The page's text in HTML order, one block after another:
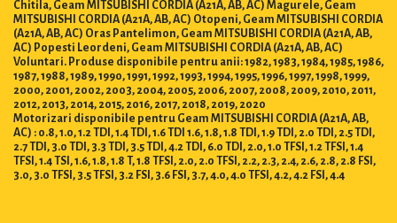
MITSUBISHI CORDIA (A21A, AB, AC) Otopeni, Geam MITSUBISHI CORDIA
(A21A, AB, AC) Oras Pantelimon, Geam MITSUBISHI CORDIA (A21A, AB,
AC) Popesti Leordeni, Geam MITSUBISHI CORDIA (A21A, AB, AC)
Voluntari. Produse disponibile pentru anii: 1982, 1983, 1984, 1985, 1986,
1987, 1988, 1989, 1990, 1991, 1992, 1993, 1994, 1995, 1996, 1997, 1998, 1999,
2000, 2001, 2002, 2003, 2004, 2005, 2006, 2007, 2008, 2009, 2010, 2011,
2012, 2013, 2014, 2015, 2016, 2017, 2018, 2019, 2020
Motorizari disponibile pentru Geam MITSUBISHI CORDIA (A21A, AB,
AC) : 0.8, 1.0, 1.2 TDI, 1.4 TDI, 1.6 TDI 1.6, 1.8, 1.8 TDI, 1.9 TDI, 2.0 TDI, 2.5 TDI,
2.7 TDI, 3.0 TDI, 3.3 TDI, 3.5 TDI, 4.2 TDI, 6.0 TDI, 2.0, 1.0 TFSI, 1.2 TFSI, 1.4
TFSI, 1.4 TSI, 1.6, 1.8, 1.8 T, 1.8 TFSI, 2.0, 2.0 TFSI, 2.2, 2.3, 2.4, 2.6, 2.8, 2.8 FSI,
3.0, 3.0 TFSI, 3.5 TFSI, 3.2 FSI, 3.6 FSI, 3.7, 4.0, 4.0 TFSI, 4.2, 4.2 FSI, 4.4